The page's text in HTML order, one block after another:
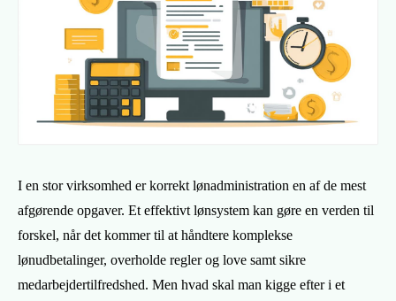
I en stor virksomhed er korrekt lønadministration en af de mest
afgørende opgaver. Et effektivt lønsystem kan gøre en verden til
forskel, når det kommer til at håndtere komplekse
lønudbetalinger, overholde regler og love samt sikre
medarbejdertilfredshed. Men hvad skal man kigge efter i et